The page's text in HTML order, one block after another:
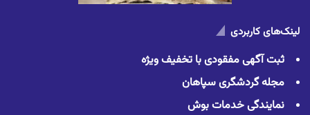
لینک‌های کاربردی
ثبت آگهی مفقودی با تخفیف ویژه
مجله گردشگری سپاهان
نمایندگی خدمات بوش